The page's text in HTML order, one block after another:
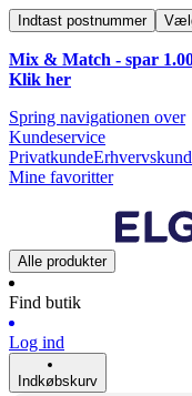
Indtast postnummer
Mix & Match - spar
Klik her
Spring navigationen over
Kundeservice
Privatkunde
Mine favoritter
Alle produkter
Find butik
Log ind
Indkøbskurv